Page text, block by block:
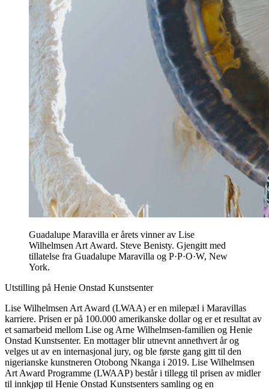
Guadalupe Maravilla er årets vinner av Lise
Wilhelmsen Art Award. Steve Benisty. Gjengitt med
tillatelse fra Guadalupe Maravilla og P·P·O·W, New
York.
Utstilling på Henie Onstad Kunstsenter
Lise Wilhelmsen Art Award (LWAA) er en milepæl i Maravillas
karriere. Prisen er på 100.000 amerikanske dollar og er et resultat av
et samarbeid mellom Lise og Arne Wilhelmsen-familien og Henie
Onstad Kunstsenter. En mottager blir utnevnt annethvert år og
velges ut av en internasjonal jury, og ble første gang gitt til den
nigerianske kunstneren Otobong Nkanga i 2019. Lise Wilhelmsen
Art Award Programme (LWAAP) består i tillegg til prisen av midler
til innkjøp til Henie Onstad Kunstsenters samling og en